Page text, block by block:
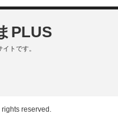
PLUS
トです。
rights reserved.